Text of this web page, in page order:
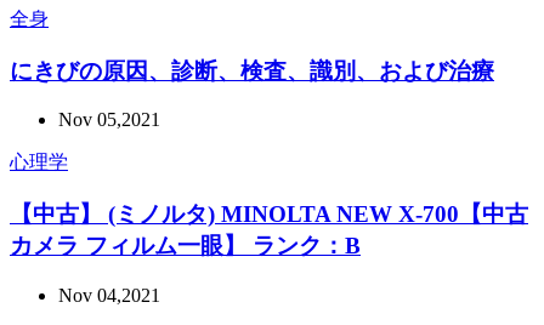
全身
にきびの原因、診断、検査、識別、および治療
Nov 05,2021
心理学
【中古】 (ミノルタ) MINOLTA NEW X-700【中古
カメラ フィルム一眼】 ランク：B
Nov 04,2021